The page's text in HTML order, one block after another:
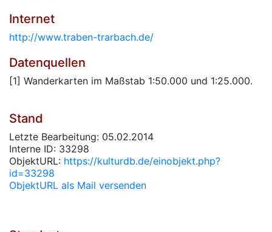
Internet
http://www.traben-trarbach.de/
Datenquellen
[1] Wanderkarten im Maßstab 1:50.000 und 1:25.000.
Stand
Letzte Bearbeitung: 05.02.2014
Interne ID: 33298
ObjektURL: https://kulturdb.de/einobjekt.php?
id=33298
ObjektURL als Mail versenden